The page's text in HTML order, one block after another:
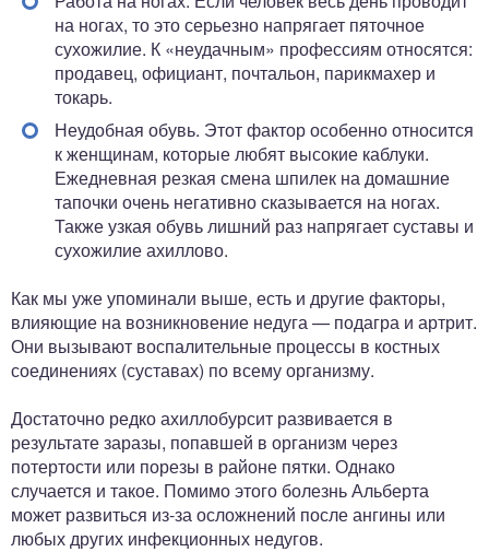
на ногах, то это серьезно напрягает пяточное
сухожилие. К «неудачным» профессиям относятся:
продавец, официант, почтальон, парикмахер и
токарь.
Неудобная обувь. Этот фактор особенно относится
к женщинам, которые любят высокие каблуки.
Ежедневная резкая смена шпилек на домашние
тапочки очень негативно сказывается на ногах.
Также узкая обувь лишний раз напрягает суставы и
сухожилие ахиллово.
Как мы уже упоминали выше, есть и другие факторы,
влияющие на возникновение недуга — подагра и артрит.
Они вызывают воспалительные процессы в костных
соединениях (суставах) по всему организму.
Достаточно редко ахиллобурсит развивается в
результате заразы, попавшей в организм через
потертости или порезы в районе пятки. Однако
случается и такое. Помимо этого болезнь Альберта
может развиться из-за осложнений после ангины или
любых других инфекционных недугов.